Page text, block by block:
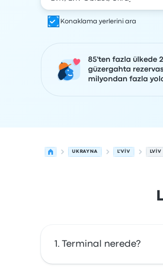
Konaklama yerlerini ara
85'ten fazla ülkede
güzergahta
milyondan fazla
UKRAYNA L'VIV LVIV
Terminal nerede?